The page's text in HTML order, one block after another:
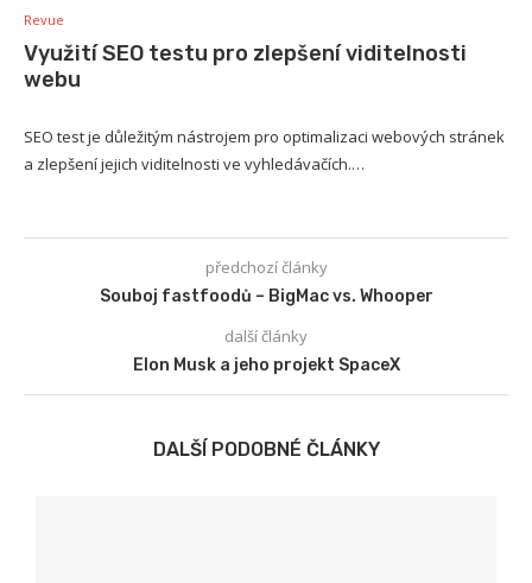
Revue
Využití SEO testu pro zlepšení viditelnosti
webu
SEO test je důležitým nástrojem pro optimalizaci webových stránek
a zlepšení jejich viditelnosti ve vyhledávačích.…
předchozí články
Souboj fastfoodů – BigMac vs. Whooper
další články
Elon Musk a jeho projekt SpaceX
DALŠÍ PODOBNÉ ČLÁNKY